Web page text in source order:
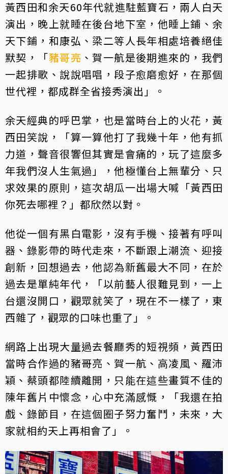
黃西田和余天60年代就進駐藍寶石，兩人白天
演出，晚上就睡在後台地下室，他睡上鋪、余
天下鋪，和康弘、梁二等人長年相處培養絕佳
默契，「豬哥亮 、賀一航是後期進來的，我們
一起排歌、說說唱唱，段子愈磨愈好，在那個
世代裡，都成群全省接秀演出」。
余天經典的呼巴掌，也是當時台上的火花，黃
西田笑說，「算一算他打了我幾十年，他有抓
力道，聲音很響但其實是會痛的，玩了這麼多
年我們沒人生氣過」，他極懂台上無輩分、只
求效果的原則，這次胡瓜一出場大喊「黃西田
你死去哪裡？」都欣然以對。
他從一個有黑白電影，沒有手機、接著有呼叫
器、錄影帶的時代走來，不斷跟上潮流、迎接
創新，回想過去，他認為新舊最大不同，在於
過去是單純年代，「以前藝人很難見到，一上
台還沒開口，觀眾就笑了，現在不一樣了，東
西雜了，觀眾的口味也重了」。
網路上出現大量過去餐廳秀的短視頻，黃西田
當時合作過的豬哥亮、賀一航、高凌風、羅沛
穎、蔡頭都陸續離開，只能在這些畫質不佳的
陳年舊片中懷念，心中充滿感慨，「我還在拍
戲、錄節目，在這個圈子努力奮鬥，未來，大
家就相約天上再相會了」。